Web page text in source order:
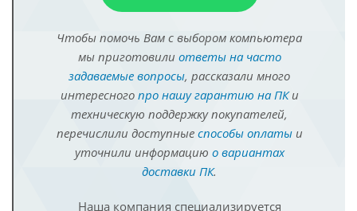
Чтобы помочь Вам с выбором компьютера
мы приготовили ответы на часто
задаваемые вопросы, рассказали много
интересного про нашу гарантию на ПКи
техническую поддержку покупателей,
перечислили доступные способы оплатыи
уточнили информацию о вариантах
доставки ПК.
Наша компания специализируется